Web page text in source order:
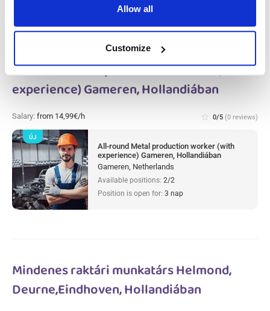
Allow all
Customize
All-round Metal production worker (with
experience) Gameren, Hollandiában
Salary: from 14,99€/h star_border 0/5 (0 reviews)
All-round Metal production worker (with
experience) Gameren, Hollandiában
Gameren, Netherlands
Available positions: 2/2
Position is open for: 3 nap
ÚJ
Mindenes raktári munkatárs Helmond,
Deurne,Eindhoven, Hollandiában